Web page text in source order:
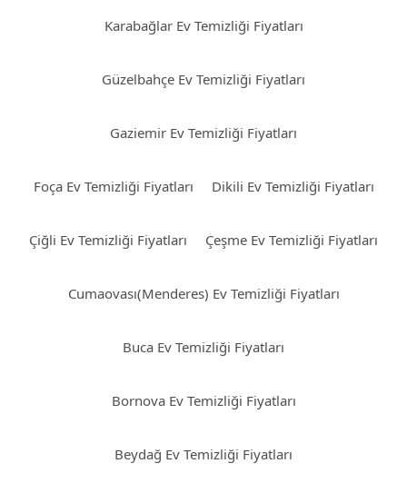
Karabağlar Ev Temizliği Fiyatları
Güzelbahçe Ev Temizliği Fiyatları
Gaziemir Ev Temizliği Fiyatları
Foça Ev Temizliği Fiyatları Dikili Ev Temizliği Fiyatları
Çiğli Ev Temizliği Fiyatları Çeşme Ev Temizliği Fiyatları
Cumaovası(Menderes) Ev Temizliği Fiyatları
Buca Ev Temizliği Fiyatları
Bornova Ev Temizliği Fiyatları
Beydağ Ev Temizliği Fiyatları